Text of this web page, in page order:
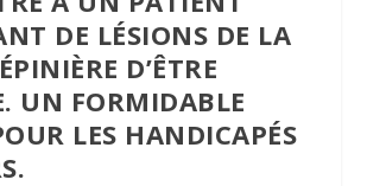
DE LÉSIONS DE LA
D’ÊTRE
UN FORMIDABLE
LES HANDICAPÉS